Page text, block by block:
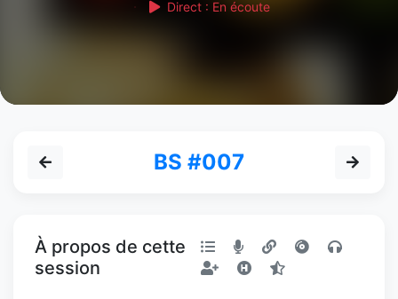
Direct : En écoute
BS #007
À propos de cette
session